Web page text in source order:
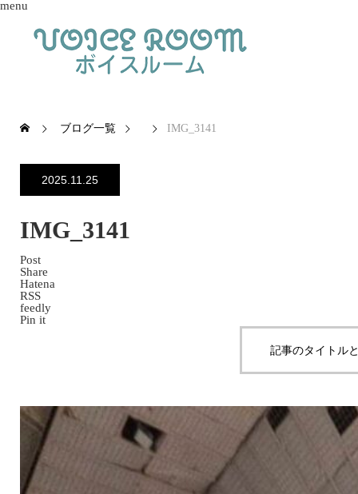
menu
ブログ一覧 IMG_3141
2025.11.25
IMG_3141
Post
Share
Hatena
RSS
feedly
Pin it
記事のタイトル